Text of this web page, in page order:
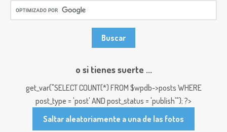
o si tienes suerte ...
get_var("SELECT COUNT(*) FROM $wpdb->posts WHERE
post_type = 'post' AND post_status = 'publish'"); ?>
Saltar aleatoriamente a una de las fotos